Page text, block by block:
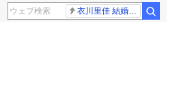
衣川里佳 結婚発表